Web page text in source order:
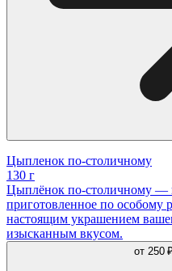
Цыпленок по-столичному
130 г
Цыплёнок по-столичному —
приготовленное по особому
настоящим украшением
изысканным вкусом.
от 250